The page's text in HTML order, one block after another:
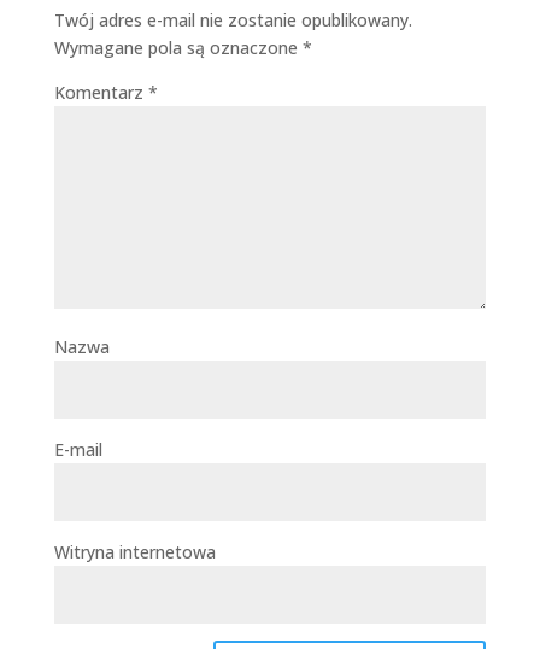
Twój adres e-mail nie zostanie opublikowany.
Wymagane pola są oznaczone *
Komentarz *
Nazwa
E-mail
Witryna internetowa